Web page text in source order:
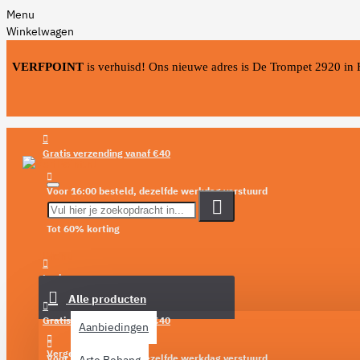
Menu
Winkelwagen
VERFPOINT is verhuisd! Ons nieuwe adres is De Trompet 2920 in
Gratis verzending vanaf €40
Voor 16:00 besteld, dezelfde werkdag verstuurd
Tot 60% korting
Login
Verlanglijst
Vergelijken
Alle producten
Aanbiedingen
Gratis verzending vanaf €40